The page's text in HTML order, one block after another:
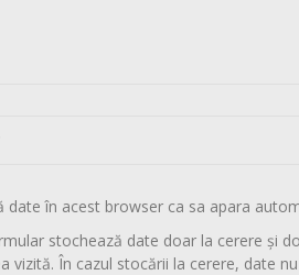
date în acest browser ca sa apara
stochează date doar la cerere și
vizită. În cazul stocării la cerere, date